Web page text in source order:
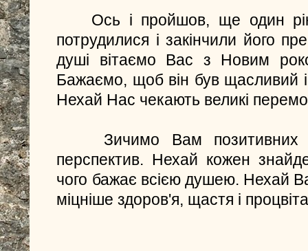
Ось і пройшов, ще один
потрудилися і закінчили його
душі вітаємо Вас з Новим
Бажаємо, щоб він був щасливий і
Нехай Нас чекають великі
Зичимо Вам позитивних
перспектив. Нехай кожен
чого бажає всією душею. Нехай
міцніше здоров'я, щастя і